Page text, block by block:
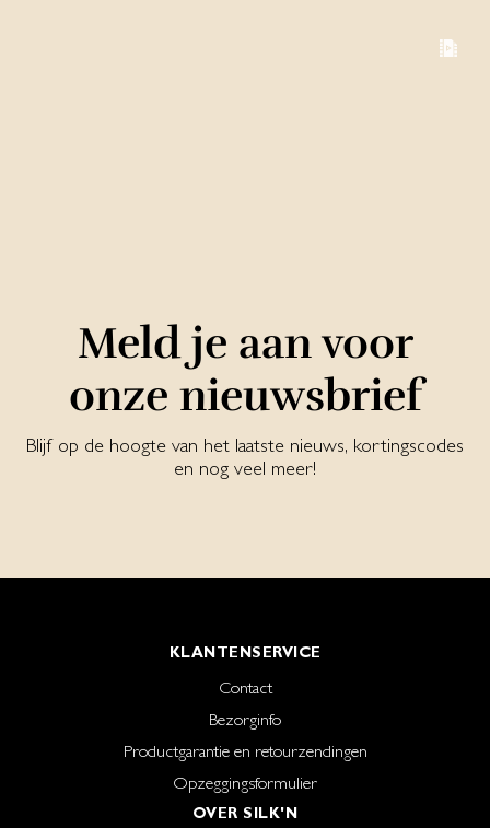
Meld je aan voor
onze nieuwsbrief
Blijf op de hoogte van het laatste nieuws, kortingscodes
en nog veel meer!
KLANTENSERVICE
Contact
Bezorginfo
Productgarantie en retourzendingen
Opzeggingsformulier
OVER SILK'N